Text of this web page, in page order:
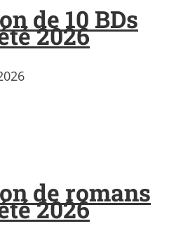
de 10 BDs
2026
de romans
2026